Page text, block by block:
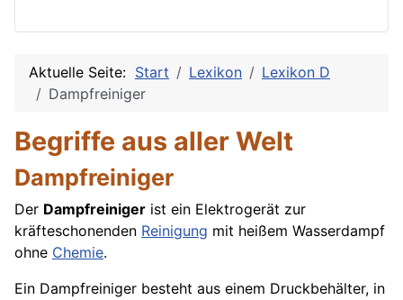
Aktuelle Seite: Start Lexikon
Lexikon D
Dampfreiniger
Begriffe aus aller Welt
Dampfreiniger
Der Dampfreiniger ist ein Elektrogerät zur
kräfteschonenden Reinigung mit heißem Wasserdampf
ohne Chemie.
Ein Dampfreiniger besteht aus einem Druckbehälter, in